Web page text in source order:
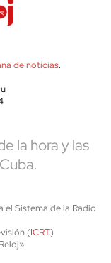
de noticias.
la hora y las
el Sistema de la Radio
(ICRT)